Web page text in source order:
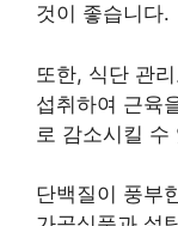
것이 좋습니다.
또한, 식단 관
섭취하여 근육
로 감소시킬 수
단백질이 풍부